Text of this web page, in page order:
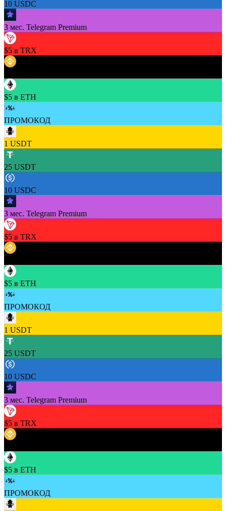
10 USDC
3 мес. Telegram Premium
$5 в TRX
$5 в ETH
ПРОМОКОД
1 USDT
25 USDT
10 USDC
3 мес. Telegram Premium
$5 в TRX
$5 в ETH
ПРОМОКОД
1 USDT
25 USDT
10 USDC
3 мес. Telegram Premium
$5 в TRX
$5 в ETH
ПРОМОКОД